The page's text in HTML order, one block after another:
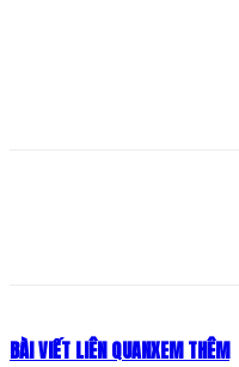
BÀI VIẾT LIÊN QUANXEM THÊM